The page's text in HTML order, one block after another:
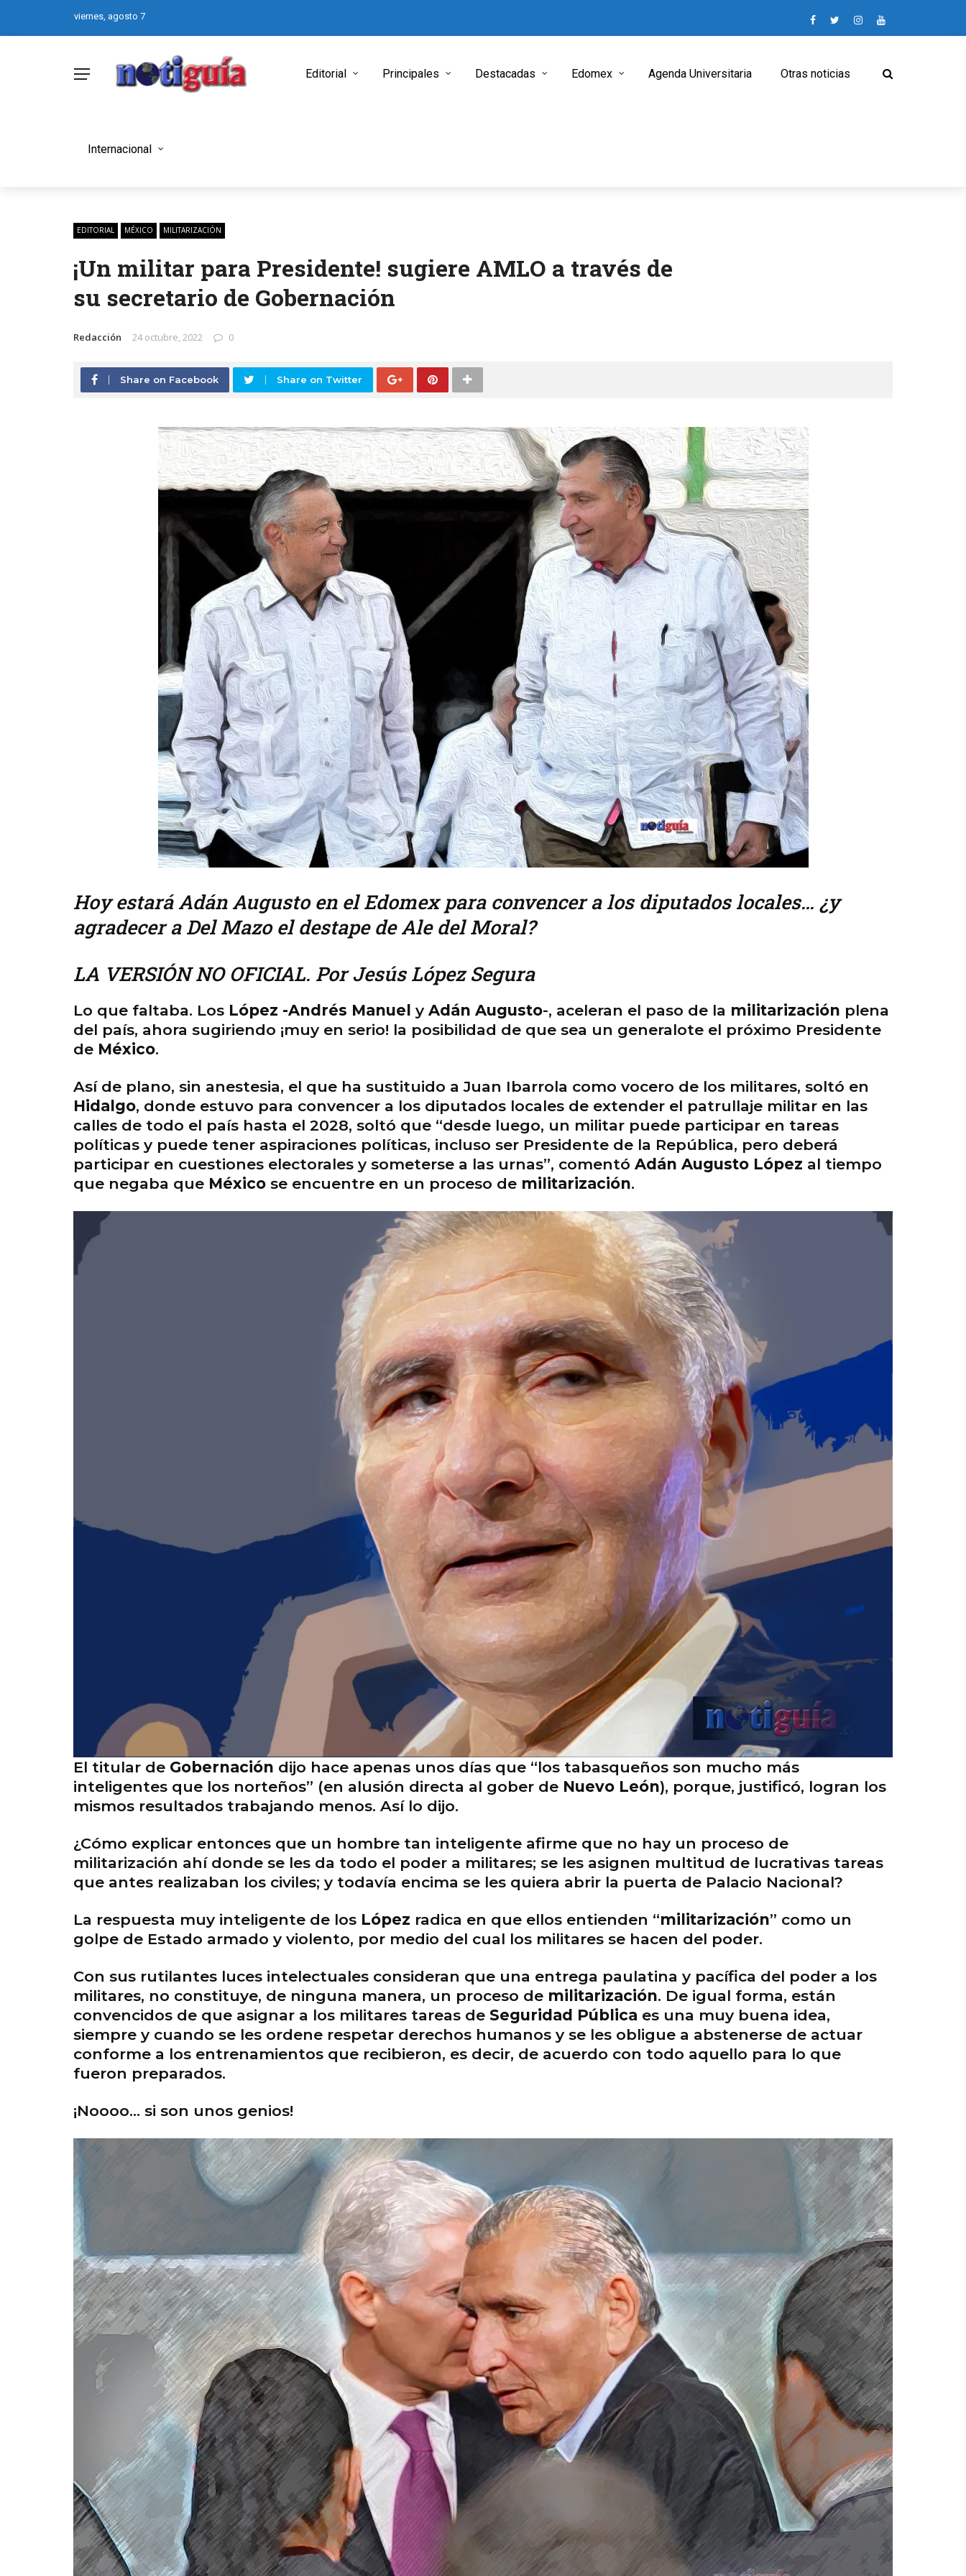
viernes, agosto 7
Editorial Principales Destacadas Edomex Agenda Universitaria Otras noticias
Internacional
EDITORIAL MÉXICO MILITARIZACIÓN
¡Un militar para Presidente! sugiere AMLO a través de
su secretario de Gobernación
Redacción 24 octubre, 2022 0
Share on Facebook Share on Twitter
Hoy estará Adán Augusto en el Edomex para convencer a los diputados locales… ¿y
agradecer a Del Mazo el destape de Ale del Moral?
LA VERSIÓN NO OFICIAL. Por Jesús López Segura
Lo que faltaba. Los López -Andrés Manuel y Adán Augusto-, aceleran el paso de la militarización plena
del país, ahora sugiriendo ¡muy en serio! la posibilidad de que sea un generalote el próximo Presidente
de México.
Así de plano, sin anestesia, el que ha sustituido a Juan Ibarrola como vocero de los militares, soltó en
Hidalgo, donde estuvo para convencer a los diputados locales de extender el patrullaje militar en las
calles de todo el país hasta el 2028, soltó que “desde luego, un militar puede participar en tareas
políticas y puede tener aspiraciones políticas, incluso ser Presidente de la República, pero deberá
participar en cuestiones electorales y someterse a las urnas”, comentó Adán Augusto López al tiempo
que negaba que México se encuentre en un proceso de militarización.
El titular de Gobernación dijo hace apenas unos días que “los tabasqueños son mucho más
inteligentes que los norteños” (en alusión directa al gober de Nuevo León), porque, justificó, logran los
mismos resultados trabajando menos. Así lo dijo.
¿Cómo explicar entonces que un hombre tan inteligente afirme que no hay un proceso de
militarización ahí donde se les da todo el poder a militares; se les asignen multitud de lucrativas tareas
que antes realizaban los civiles; y todavía encima se les quiera abrir la puerta de Palacio Nacional?
La respuesta muy inteligente de los López radica en que ellos entienden “militarización” como un
golpe de Estado armado y violento, por medio del cual los militares se hacen del poder.
Con sus rutilantes luces intelectuales consideran que una entrega paulatina y pacífica del poder a los
militares, no constituye, de ninguna manera, un proceso de militarización. De igual forma, están
convencidos de que asignar a los militares tareas de Seguridad Pública es una muy buena idea,
siempre y cuando se les ordene respetar derechos humanos y se les obligue a abstenerse de actuar
conforme a los entrenamientos que recibieron, es decir, de acuerdo con todo aquello para lo que
fueron preparados.
¡Noooo… si son unos genios!